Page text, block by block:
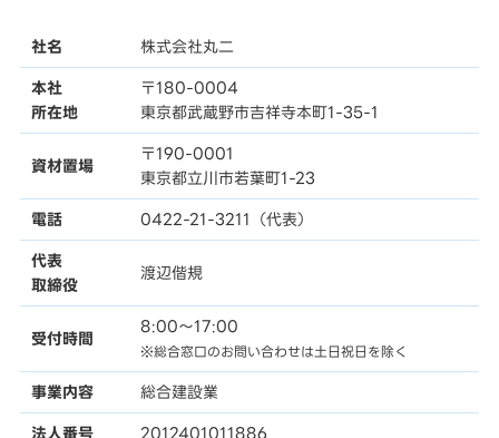
社名 株式会社丸二
本社
所在地
〒180-0004
東京都武蔵野市吉祥寺本町1-35-1
資材置場
〒190-0001
東京都立川市若葉町1-23
電話 0422-21-3211（代表）
代表
取締役
渡辺偕規
受付時間
8:00〜17:00
※総合窓口のお問い合わせは土日祝日を除く
事業内容 総合建設業
法人番号 2012401011886